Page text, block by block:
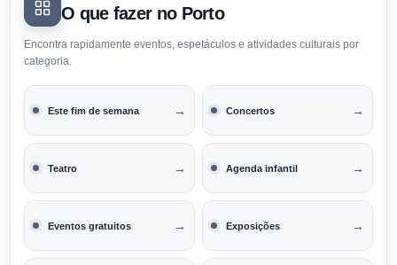
O que fazer no Porto
Encontra rapidamente eventos, espetáculos e atividades culturais por
categoria.
Este fim de semana → Concertos →
Teatro → Agenda infantil →
Eventos gratuitos → Exposições →